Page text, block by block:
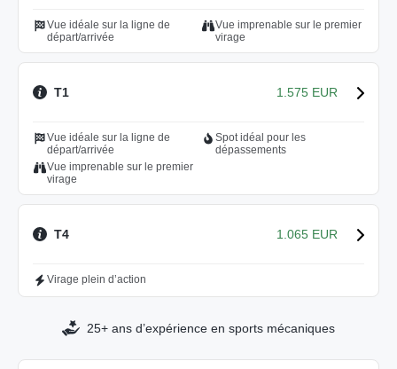
Vue idéale sur la ligne de
départ/arrivée
Vue imprenable sur le premier
virage
T1 1.575 EUR
Vue idéale sur la ligne de
départ/arrivée
Spot idéal pour les
dépassements
Vue imprenable sur le premier
virage
T4 1.065 EUR
Virage plein d’action
25+ ans d’expérience en sports mécaniques